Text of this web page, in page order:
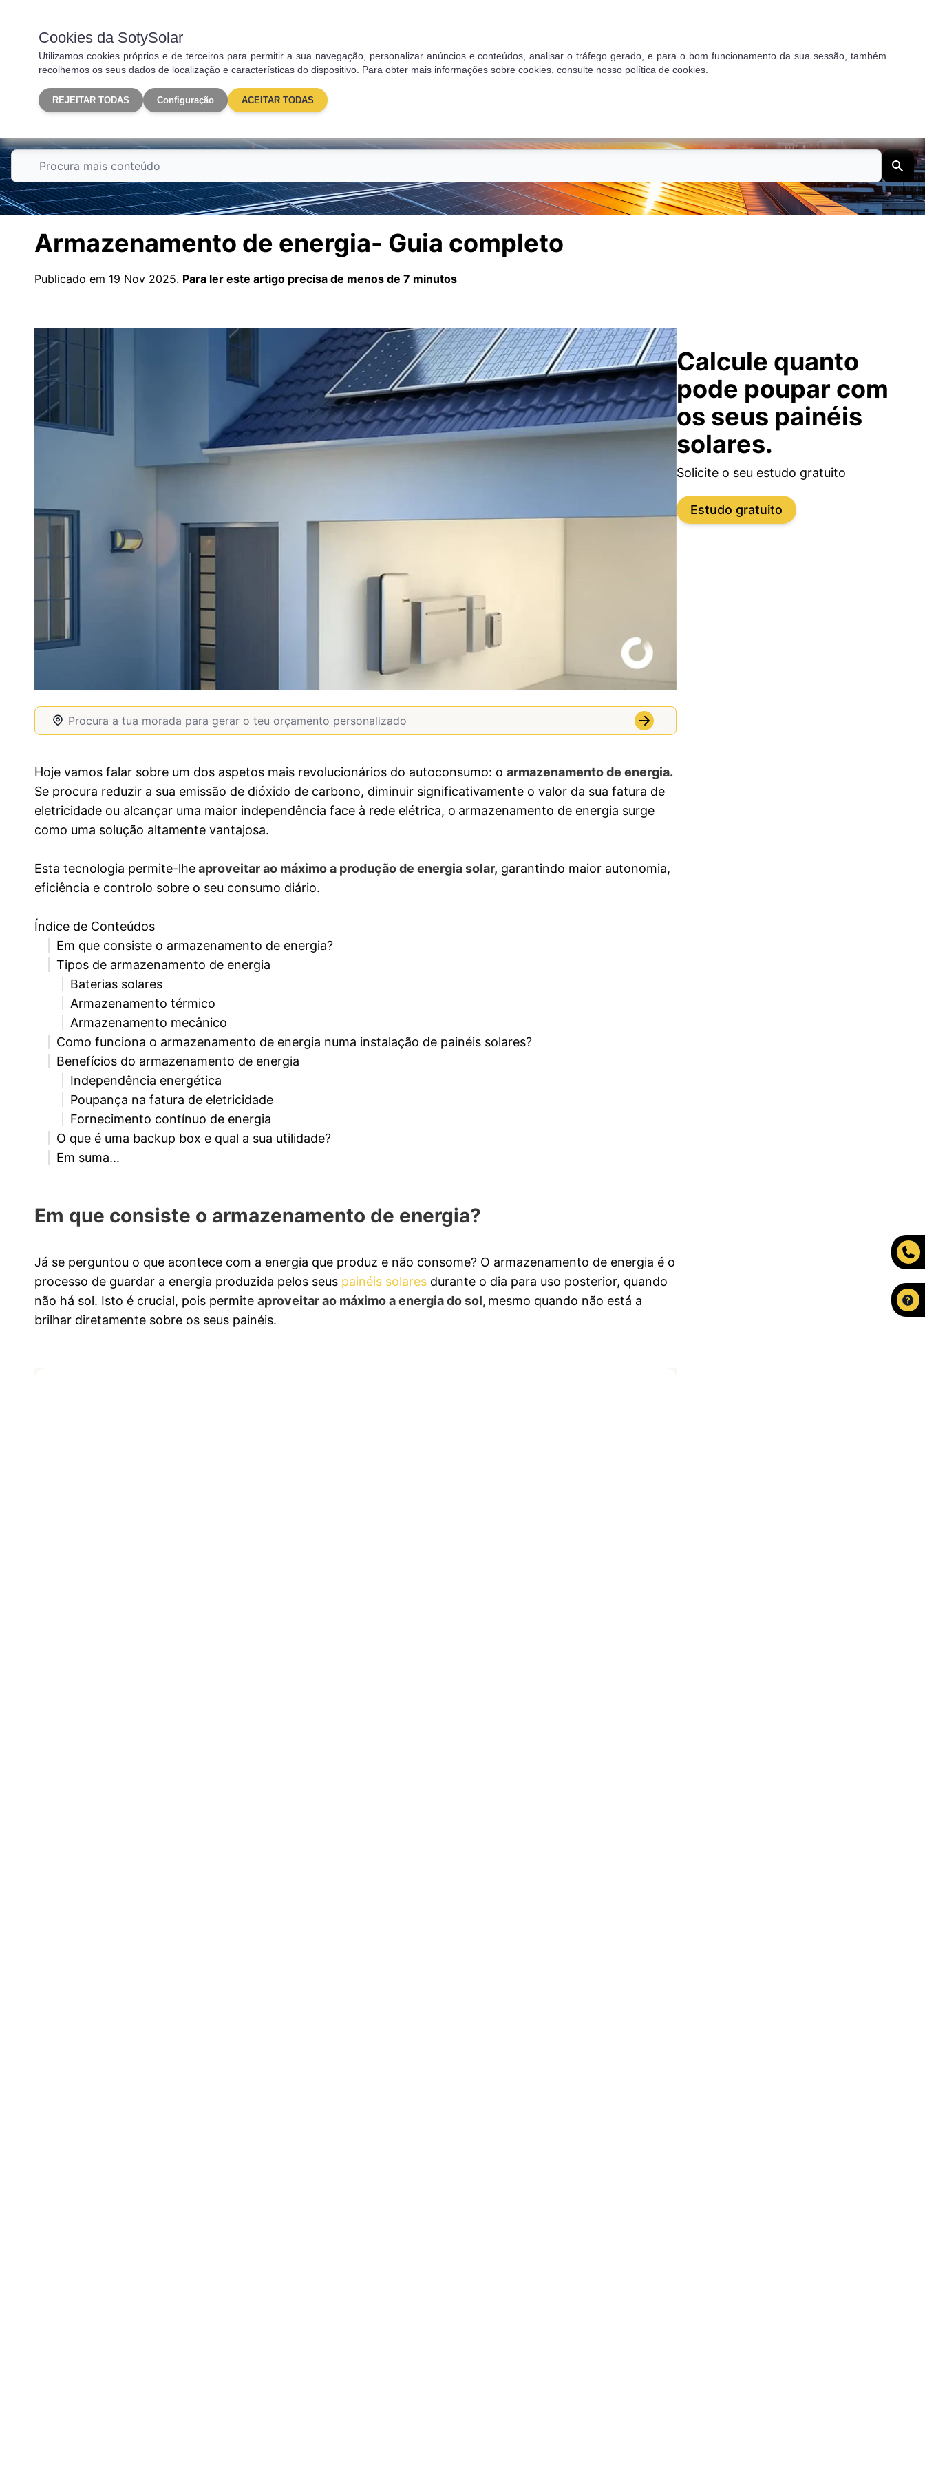
Fotovoltaica
Autoconsumo Energia solar
Armazenamento de energia- Guia completo
Publicado em 19 Nov 2025. Para ler este artigo precisa de menos de 7 minutos
Hoje vamos falar sobre um dos aspetos mais revolucionários do autoconsumo: o armazenamento de energia.
Se procura reduzir a sua emissão de dióxido de carbono, diminuir significativamente o valor da sua fatura de
eletricidade ou alcançar uma maior independência face à rede elétrica, o armazenamento de energia surge
como uma solução altamente vantajosa.
Esta tecnologia permite-lheaproveitar ao máximo a produção de energia solar, garantindo maior autonomia,
eficiência e controlo sobre o seu consumo diário.
Índice de Conteúdos
Em que consiste o armazenamento de energia?
Tipos de armazenamento de energia
Baterias solares
Armazenamento térmico
Armazenamento mecânico
Como funciona o armazenamento de energia numa instalação de painéis solares?
Benefícios do armazenamento de energia
Independência energética
Poupança na fatura de eletricidade
Fornecimento contínuo de energia
O que é uma backup box e qual a sua utilidade?
Em suma...
Em que consiste o armazenamento de energia?
Já se perguntou o que acontece com a energia que produz e não consome? O armazenamento de energia é o
processo de guardar a energia produzida pelos seus painéis solares durante o dia para uso posterior, quando
não há sol. Isto é crucial, pois permite aproveitar ao máximo a energia do sol, mesmo quando não está a
brilhar diretamente sobre os seus painéis.
Calcule quanto
pode poupar com
os seus painéis
solares.
Solicite o seu estudo gratuito
Estudo gratuito
Cookies da SotySolar
Utilizamos cookies próprios e de terceiros para permitir a sua navegação, personalizar anúncios e conteúdos, analisar o tráfego gerado, e para o bom funcionamento da sua sessão, também
recolhemos os seus dados de localização e características do dispositivo. Para obter mais informações sobre cookies, consulte nosso política de cookies.
REJEITAR TODAS Configuração ACEITAR TODAS